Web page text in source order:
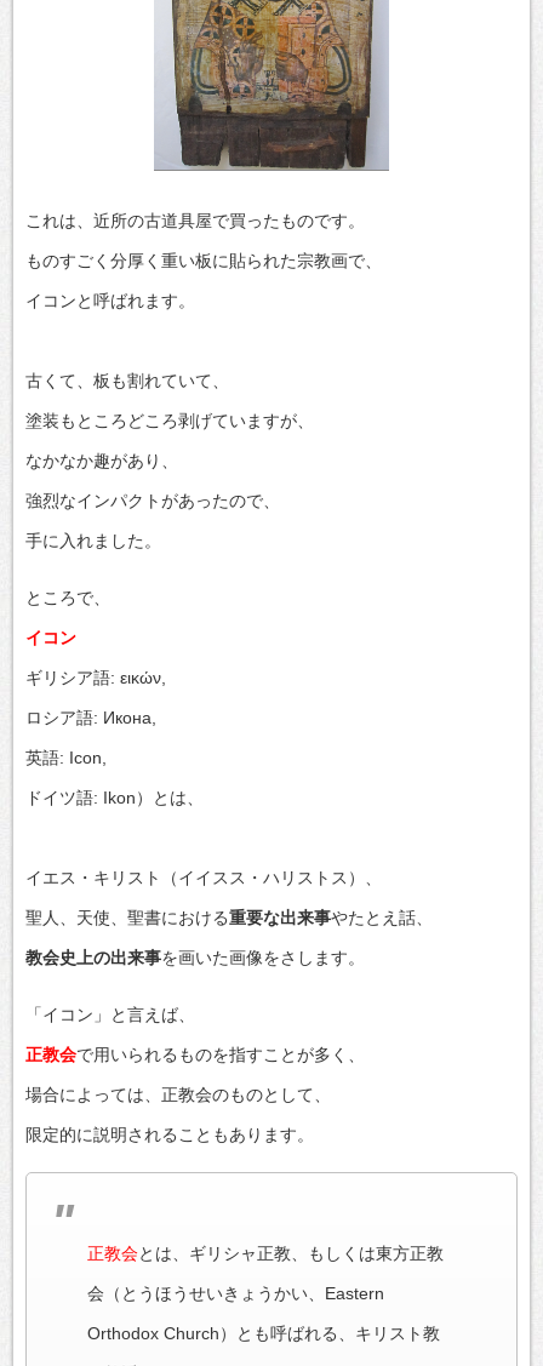
これは、近所の古道具屋で買ったものです。
ものすごく分厚く重い板に貼られた宗教画で、
イコンと呼ばれます。
古くて、板も割れていて、
塗装もところどころ剥げていますが、
なかなか趣があり、
強烈なインパクトがあったので、
手に入れました。
ところで、
イコン
ギリシア語: εικών
ロシア語: Икона
英語: Icon
ドイツ語: Ikon）とは、
イエス・キリスト（イイスス・ハリストス）、
聖人、天使、聖書における重要な出来事やたとえ話、
教会史上の出来事を画いた画像をさします。
「イコン」と言えば、
正教会で用いられるものを指すことが多く、
場合によっては、正教会のものとして、
限定的に説明されることもあります。
正教会とは、ギリシャ正教、もしくは東方正教
会（とうほうせいきょうかい、Eastern
Orthodox Church）とも呼ばれる、キリスト教